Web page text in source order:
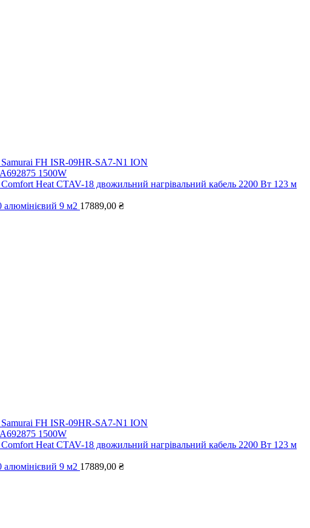
Samurai FH ISR-09HR-SA7-N1 ION
1500W
Comfort Heat CTAV-18 двожильний нагрівальний кабель 2200 Вт 123 м
9 м2 17889,00 ₴
Samurai FH ISR-09HR-SA7-N1 ION
1500W
Comfort Heat CTAV-18 двожильний нагрівальний кабель 2200 Вт 123 м
9 м2 17889,00 ₴